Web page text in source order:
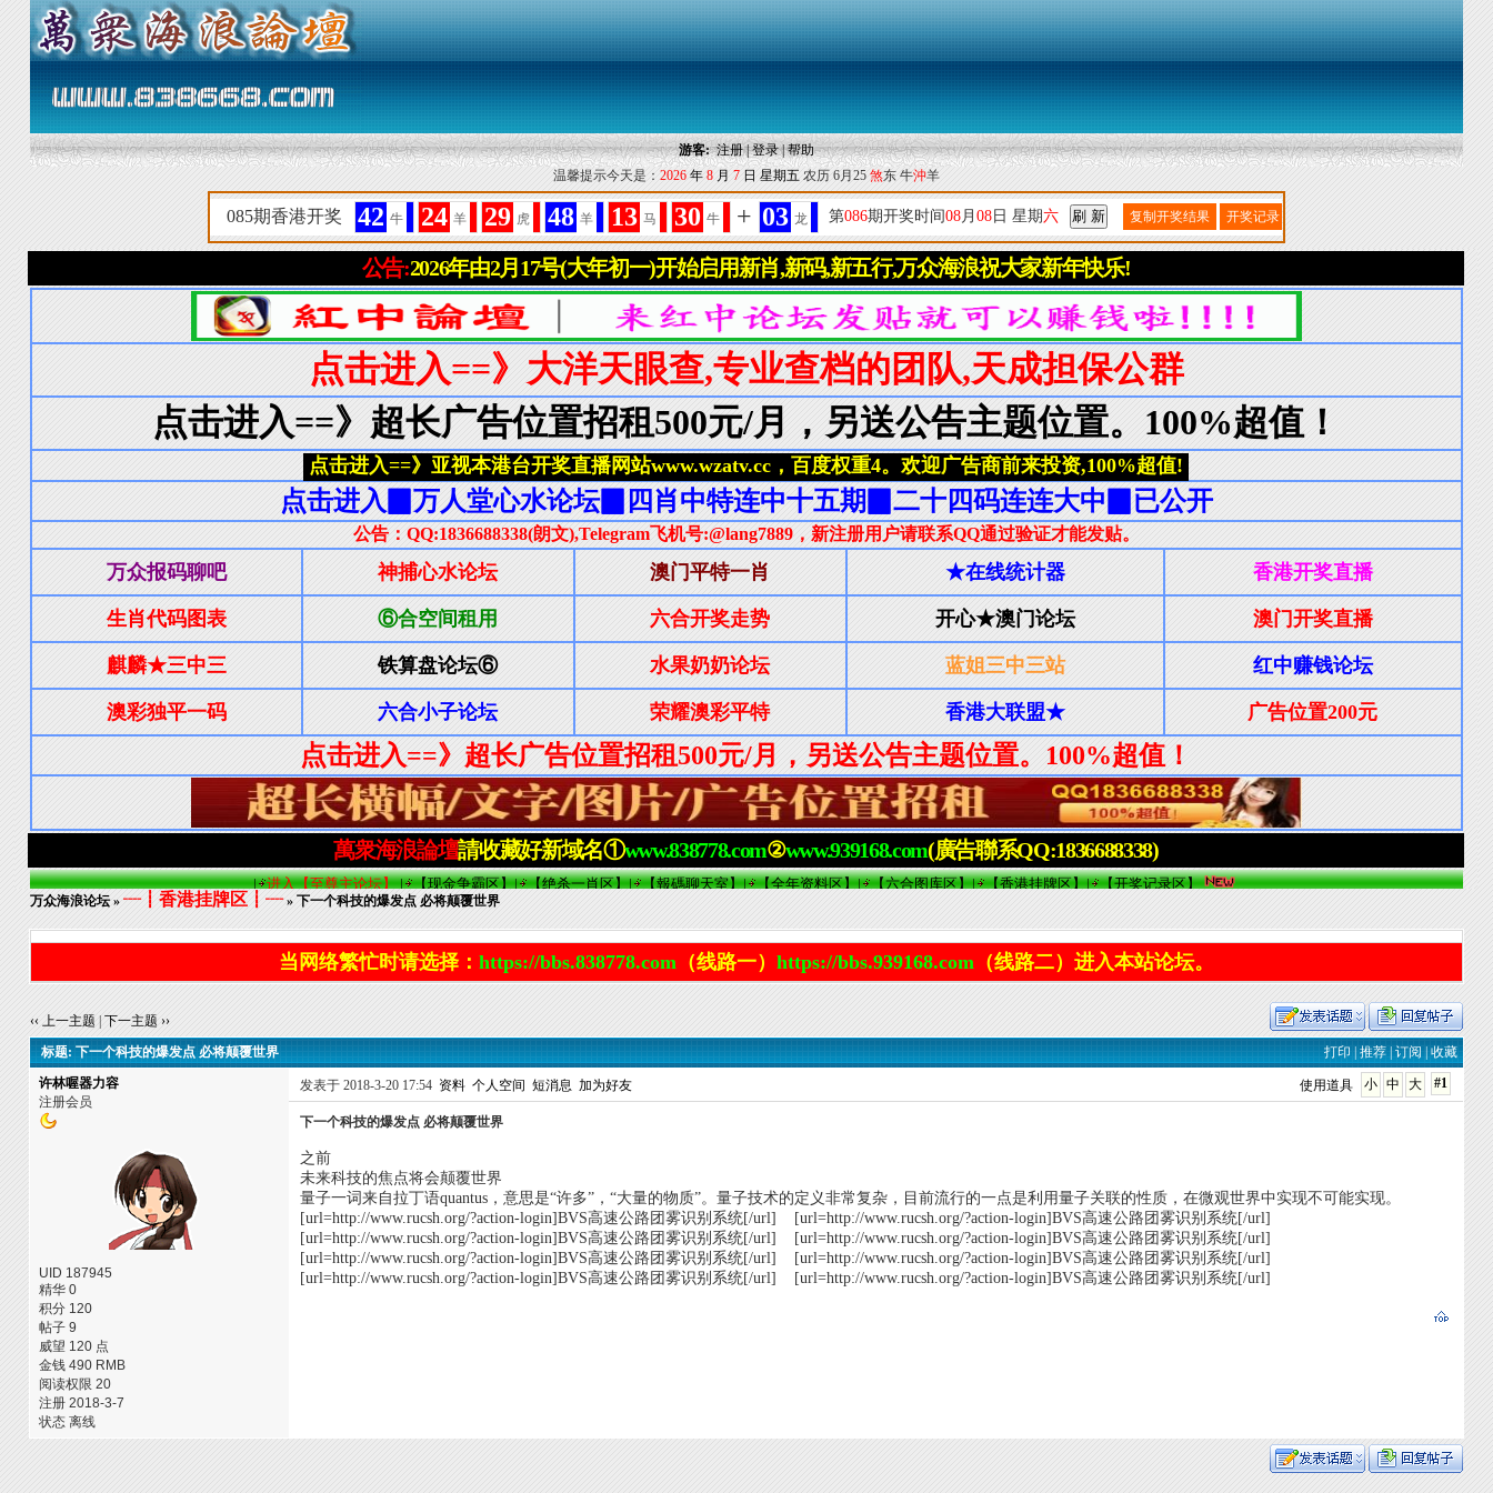
游客:注册|登录|帮助
温馨提示今天是： 2026年 8月 7日 星期五 农历 6月25 煞东 牛沖羊
万众海浪论坛» ┈┋香港挂牌区┋┈» 下一个科技的爆发点 必将颠覆世界
当网络繁忙时请选择： https://bbs.838778.com（线路一） https://bbs.939168.com（线路二）进入本站论坛。
‹‹ 上一主题
下一主题 ››
打印
推荐| 订阅 收藏
标题: 下一个科技的爆发点 必将颠覆世界
许林喔器力容
注册会员
UID 187945
精华 0
积分 120
帖子 9
威望 120 点
金钱 490 RMB
阅读权限 20
注册 2018-3-7
状态 离线
#1
大
中
小
使用道具
发表于 2018-3-20 17:54 资料 个人空间 短消息 加为好友
下一个科技的爆发点 必将颠覆世界
之前
未来科技的焦点将会颠覆世界
量子一词来自拉丁语quantus，意思是“许多”，“大量的物质”。量子技术的定义非常复杂，目前流行的一点是利用量子关联的性质，在微观世界中实现不可能实现。
[url=http://www.rucsh.org/?action-login]BVS高速公路团雾识别系统[/url] [url=http://www.rucsh.org/?action-login]BVS高速公路团雾识别系统[/url]
[url=http://www.rucsh.org/?action-login]BVS高速公路团雾识别系统[/url] [url=http://www.rucsh.org/?action-login]BVS高速公路团雾识别系统[/url]
[url=http://www.rucsh.org/?action-login]BVS高速公路团雾识别系统[/url] [url=http://www.rucsh.org/?action-login]BVS高速公路团雾识别系统[/url]
[url=http://www.rucsh.org/?action-login]BVS高速公路团雾识别系统[/url] [url=http://www.rucsh.org/?action-login]BVS高速公路团雾识别系统[/url]